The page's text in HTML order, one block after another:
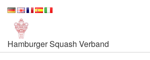
Hamburger Squash Verband